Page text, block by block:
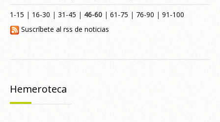
1-15 | 16-30 | 31-45 | 46-60 | 61-75 | 76-90 | 91-100
Suscríbete al rss de noticias
Hemeroteca